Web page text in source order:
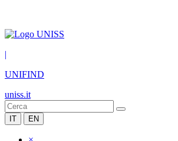
|
UNIFIND
uniss.it
IT EN